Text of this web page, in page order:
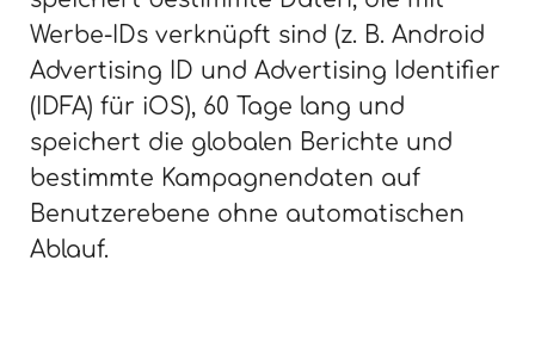
Werbe-IDs verknüpft sind (z. B. Android
Advertising ID und Advertising Identifier
(IDFA) für iOS), 60 Tage lang und
speichert die globalen Berichte und
bestimmte Kampagnendaten auf
Benutzerebene ohne automatischen
Ablauf.